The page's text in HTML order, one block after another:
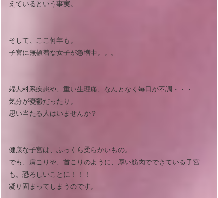
えているという事実。
そして、ここ何年も。
子宮に無頓着な女子が急増中。。。
婦人科系疾患や、重い生理痛、なんとなく毎日が不調・・・
気分が憂鬱だったり。
思い当たる人はいませんか？
健康な子宮は、ふっくら柔らかいもの。
でも、肩こりや、首こりのように、厚い筋肉でできている子宮
も。恐ろしいことに！！！
凝り固まってしまうのです。